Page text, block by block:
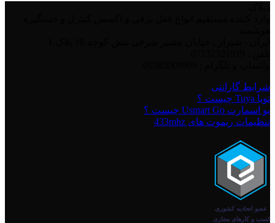
شرایط گارانتی
تویا Tuya چیست ؟
یو اسمارت Usmart Go چیست ؟
تنظیمات ریموت های 433mhz